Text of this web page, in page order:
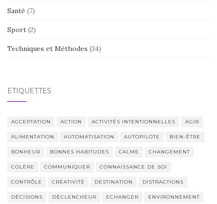
Santé (7)
Sport (2)
Techniques et Méthodes (34)
ÉTIQUETTES
ACCEPTATION ACTION ACTIVITÉS INTENTIONNELLES AGIR
ALIMENTATION AUTOMATISATION AUTOPILOTE BIEN-ÊTRE
BONHEUR BONNES HABITUDES CALME CHANGEMENT
COLÈRE COMMUNIQUER CONNAISSANCE DE SOI
CONTRÔLE CRÉATIVITÉ DESTINATION DISTRACTIONS
DÉCISIONS DÉCLENCHEUR ECHANGER ENVIRONNEMENT